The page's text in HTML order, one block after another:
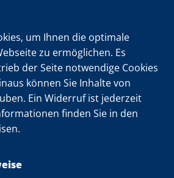
um Ihnen die optimale
zu ermöglichen. Es
der Seite notwendige Cookies
können Sie Inhalte von
Ein Widerruf ist jederzeit
finden Sie in den